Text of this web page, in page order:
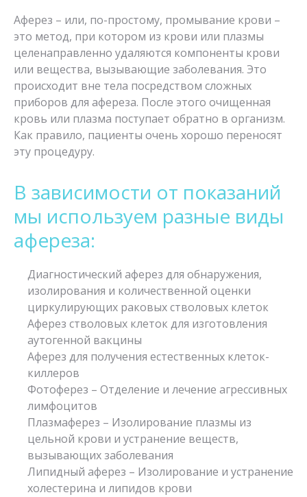
Аферез – или, по-простому, промывание крови –
это метод, при котором из крови или плазмы
целенаправленно удаляются компоненты крови
или вещества, вызывающие заболевания. Это
происходит вне тела посредством сложных
приборов для афереза. После этого очищенная
кровь или плазма поступает обратно в организм.
Как правило, пациенты очень хорошо переносят
эту процедуру.
В зависимости от показаний
мы используем разные виды
афереза:
Диагностический аферез для обнаружения,
изолирования и количественной оценки
циркулирующих раковых стволовых клеток
Аферез стволовых клеток для изготовления
аутогенной вакцины
Аферез для получения естественных клеток-
киллеров
Фотоферез – Отделение и лечение агрессивных
лимфоцитов
Плазмаферез – Изолирование плазмы из
цельной крови и устранение веществ,
вызывающих заболевания
Липидный аферез – Изолирование и устранение
холестерина и липидов крови